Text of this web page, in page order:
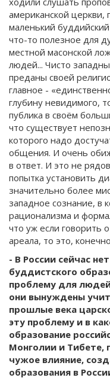
американской церкви,
маленький
что-то полезное для
местной масонской
людей... Чисто
преданы своей
главное -
глубину невидимого,
публика в своём
что существует
которого надо
общения. И очень
в ответ. И это не
попытка установить
значительно более
западное сознание, в
рационализма и
что уж если говорить
ареала, то это,
- В России сейчас
буддистского
проблему для
они вынуждены
прошлые века
эту проблему и в
образование
Монголии и Тибете,
чужое влияние,
образования в